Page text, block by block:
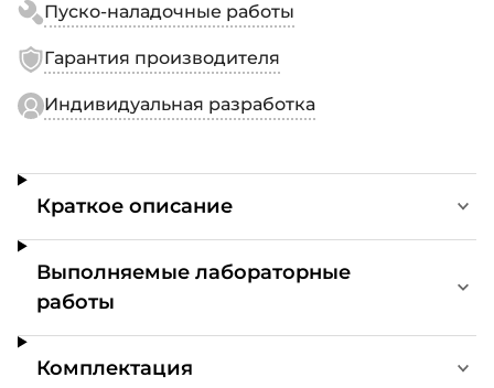
Пуско-наладочные работы
Гарантия производителя
Индивидуальная разработка
Краткое описание
Выполняемые лабораторные
работы
Комплектация